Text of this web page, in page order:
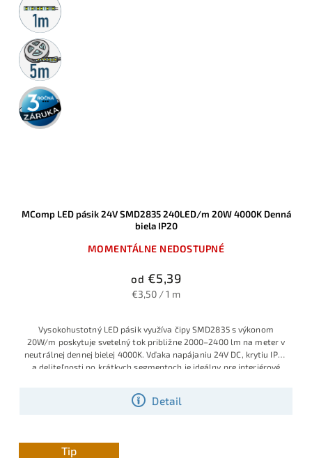
predaj
5m
rolka
3 roky
záruka
MComp LED pásik 24V SMD2835 240LED/m 20W 4000K Denná
biela IP20
MOMENTÁLNE NEDOSTUPNÉ
od €5,39
€3,50 / 1 m
Detail
Vysokohustotný LED pásik využíva čipy SMD2835 s výkonom
20W/m poskytuje svetelný tok približne 2000–2400 lm na meter v
neutrálnej dennej bielej 4000K. Vďaka napájaniu 24V DC, krytiu IP20
a deliteľnosti po krátkych segmentoch je ideálny pre interiérové
Tip